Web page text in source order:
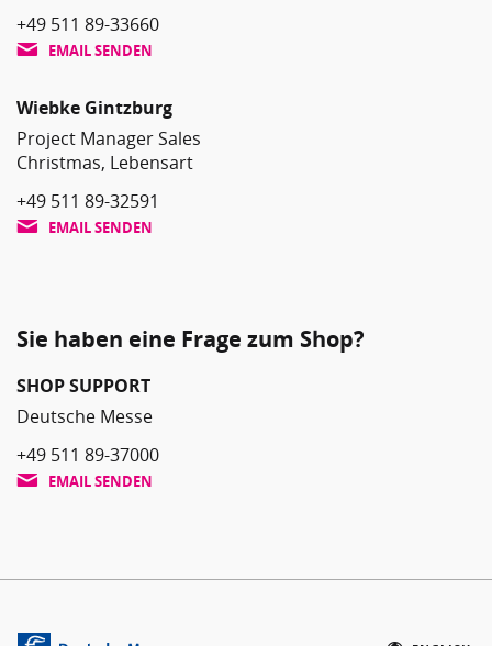
+49 511 89-33660
EMAIL SENDEN
Wiebke Gintzburg
Project Manager Sales
Christmas, Lebensart
+49 511 89-32591
EMAIL SENDEN
Sie haben eine Frage zum Shop?
SHOP SUPPORT
Deutsche Messe
+49 511 89-37000
EMAIL SENDEN